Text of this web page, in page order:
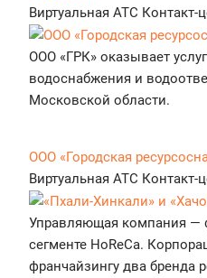
Виртуальная АТС Контакт-
ООО «ГРК» оказывает
водоснабжения и
Московской области.
ООО «Городская
Виртуальная АТС Контакт-
Управляющая компания —
сегменте HoReCa.
франчайзингу два бренда